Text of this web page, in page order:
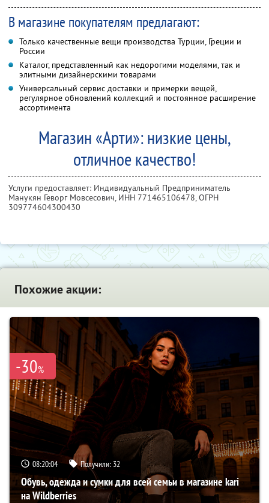
В магазине покупателям предлагают:
Только качественные вещи производства Турции, Греции и
России
Каталог, представленный как недорогими моделями, так и
элитными дизайнерскими товарами
Универсальный сервис доставки и примерки вещей,
регулярное обновлений коллекций и постоянное расширение
ассортимента
Магазин «Арти»: низкие цены,
отличное качество!
Услуги предоставляет: Индивидуальный Предприниматель
Манукян Геворг Мовсесович, ИНН 771465106478, ОГРН
309774604300430
Похожие акции:
-30%
08:20:03 Получили: 32
Обувь, одежда и сумки для всей семьи в магазине kari
на Wildberries